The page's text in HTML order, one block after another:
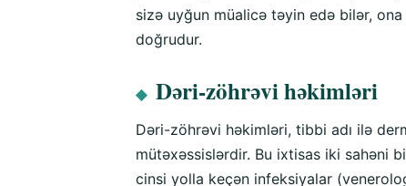
sizə uyğun müalicə təyin edə bilər,
doğrudur.
◆ Dəri-zöhrəvi həkimləri
Dəri-zöhrəvi həkimləri, tibbi adı ilə
mütəxəssislərdir. Bu ixtisas iki sahəni
cinsi yolla keçən infeksiyalar